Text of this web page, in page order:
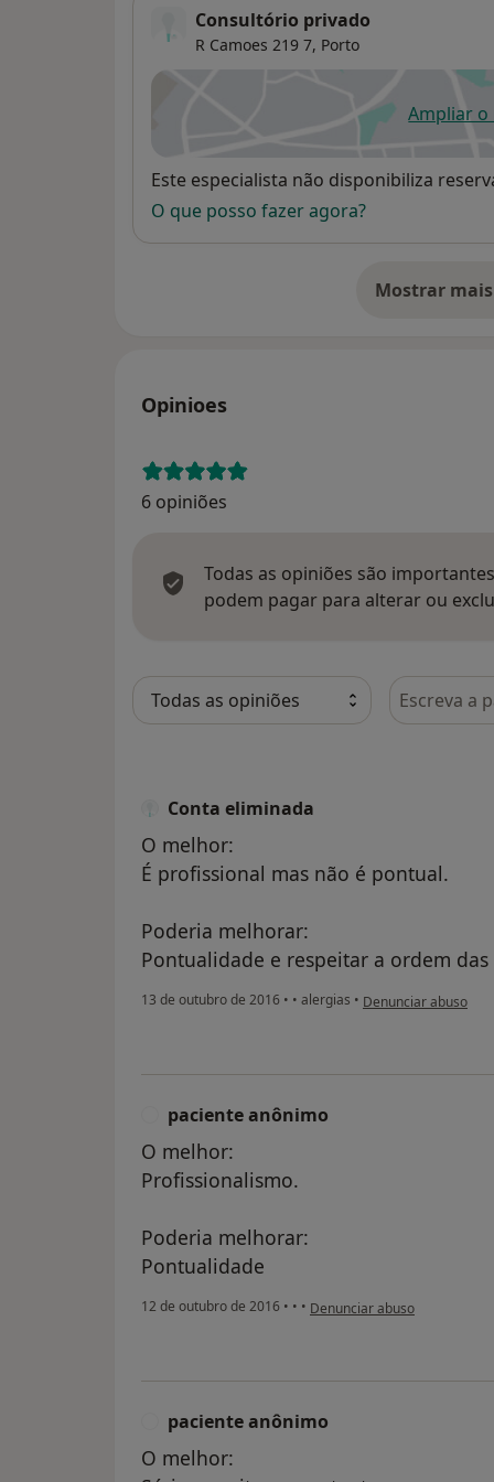
Consultório privado
R Camoes 219 7, Porto
Ampliar o
Disponibilidade
Este especialista não disponibiliza
O que posso fazer agora?
Mostrar
Opinioes
6 opiniões
Todas as opiniões são
podem pagar para alterar ou
Pesquisar
Conta eliminada
O melhor:
É profissional mas não é pontual.
Poderia melhorar:
Pontualidade e respeitar a ordem das
13 de outubro de 2016 • • alergias • na opinião do
Denunciar abuso
paciente anônimo
O melhor:
Profissionalismo.
Poderia melhorar:
Pontualidade
12 de outubro de 2016 • • • na opinião do utilizador
Denunciar abuso
paciente anônimo
O melhor: